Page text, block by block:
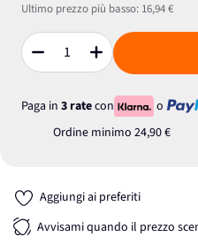
Ultimo prezzo più basso: 16,94 €
Quantità
Paga in 3 ratecon
o
Ordine minimo 24,90 €
Aggiungi ai preferiti
Avvisami quando il prezzo